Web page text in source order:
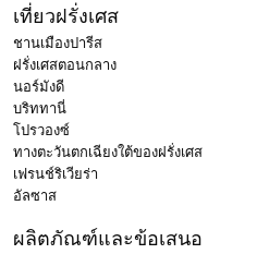
เที่ยวฝรั่งเศส
ชานเมืองปารีส
ฝรั่งเศสตอนกลาง
นอร์มังดี
บริททานี่
โปรวองซ์
ทางตะวันตกเฉียงใต้ของฝรั่งเศส
เฟรนช์ริเวียร่า
อัลซาส
ผลิตภัณฑ์และข้อเสนอ